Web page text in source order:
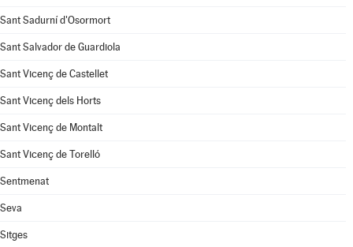
Sant Sadurní d'Osormort
Sant Salvador de Guardiola
Sant Vicenç de Castellet
Sant Vicenç dels Horts
Sant Vicenç de Montalt
Sant Vicenç de Torelló
Sentmenat
Seva
Sitges